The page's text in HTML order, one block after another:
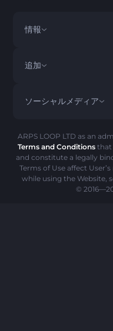
情報
利用規約
払い戻し規約
クッキーポリシー
追加
FAQ
PICK’EM 履歴
ソーシャルメディア
ARPS LOOP LTD as an
Terms and Conditions that
and constitute a legally
Terms of Use affect
while using the Website,
©